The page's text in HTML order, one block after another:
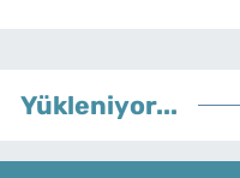
Yükleniyor...